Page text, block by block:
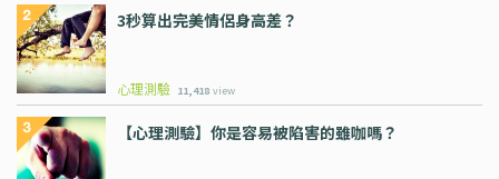
3秒算出完美情侶身高差？
心理測驗 11,418 view
【心理測驗】你是容易被陷害的雖咖嗎？